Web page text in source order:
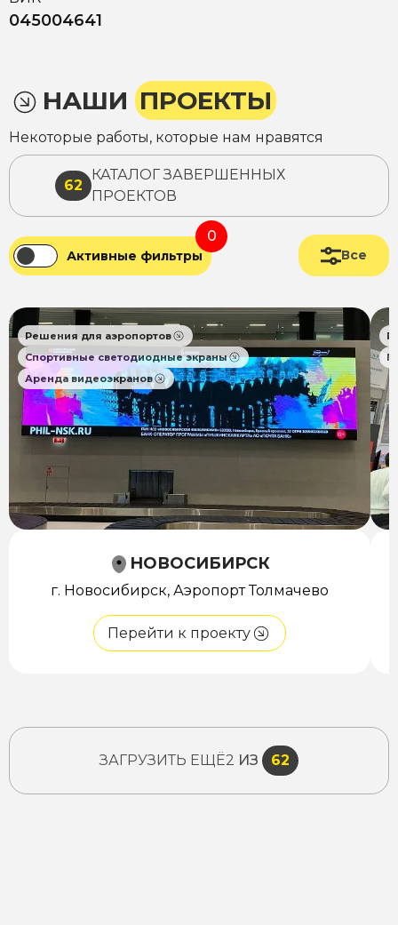
045004641
НАШИ ПРОЕКТЫ
Некоторые работы, которые нам нравятся
62
КАТАЛОГ ЗАВЕРШЕННЫХ
ПРОЕКТОВ
Активные фильтры
0
Все
Решения для аэропортов
Спортивные светодиодные экраны
Аренда видеоэкранов
НОВОСИБИРСК
г. Новосибирск, Аэропорт Толмачево
Перейти к проекту
ЗАГРУЗИТЬ ЕЩЁ2 ИЗ 62